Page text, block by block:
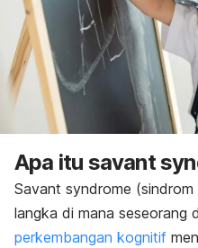
Apa itu savant
Savant syndrome (sindrom
langka di mana seseorang
perkembangan kognitif